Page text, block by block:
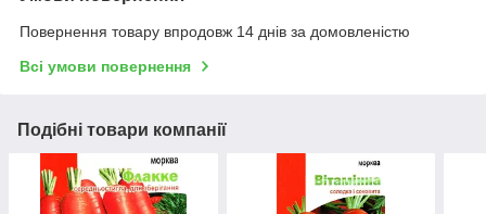
Повернення товару впродовж 14 днів за домовленістю
Всі умови повернення
Подібні товари компанії